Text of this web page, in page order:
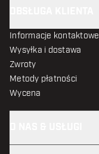
Informacje kontaktowe
Wysyłka i dostawa
Zwroty
Metody płatności
Wycena